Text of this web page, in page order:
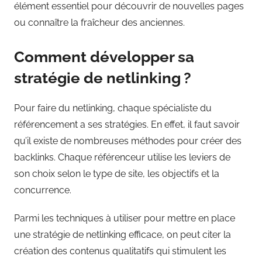
élément essentiel pour découvrir de nouvelles pages
ou connaître la fraîcheur des anciennes.
Comment développer sa
stratégie de netlinking ?
Pour faire du netlinking, chaque spécialiste du
référencement a ses stratégies. En effet, il faut savoir
qu’il existe de nombreuses méthodes pour créer des
backlinks. Chaque référenceur utilise les leviers de
son choix selon le type de site, les objectifs et la
concurrence.
Parmi les techniques à utiliser pour mettre en place
une stratégie de netlinking efficace, on peut citer la
création des contenus qualitatifs qui stimulent les